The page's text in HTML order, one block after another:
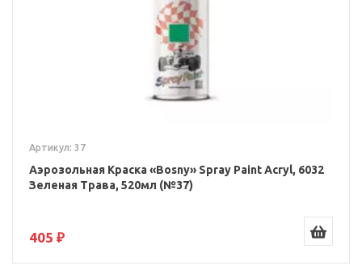
Артикул: 37
Аэрозольная Краска «Bosny» Spray Paint Acryl, 6032
Зеленая Трава, 520мл (№37)
405 ₽